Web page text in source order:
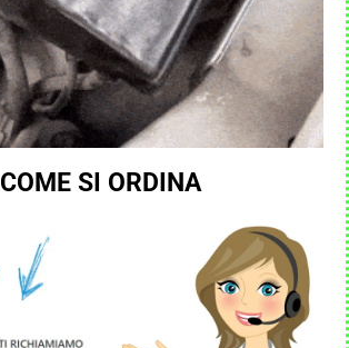
COME SI ORDINA